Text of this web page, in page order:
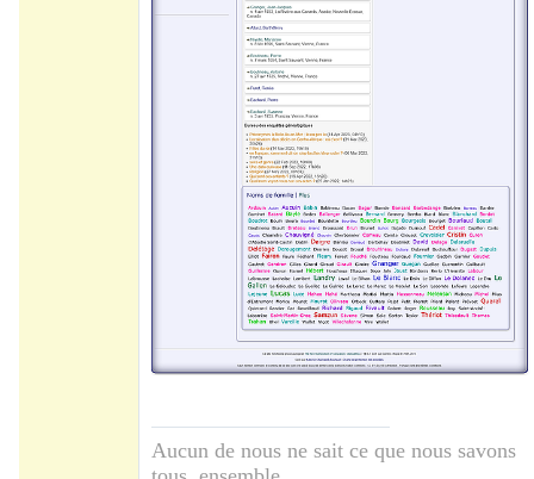
Aucun de nous ne sait ce que nous savons